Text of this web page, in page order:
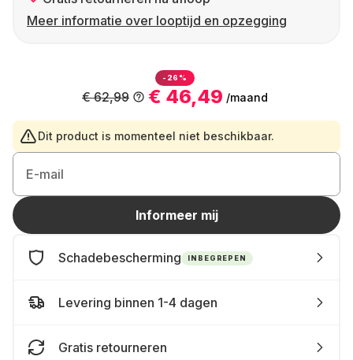
Meer informatie over looptijd en opzegging
-26%
€ 46,49 /maand
€ 62,99
Dit product is momenteel niet beschikbaar.
E-mail
Informeer mij
Schadebescherming INBEGREPEN
Levering binnen 1-4 dagen
Gratis retourneren